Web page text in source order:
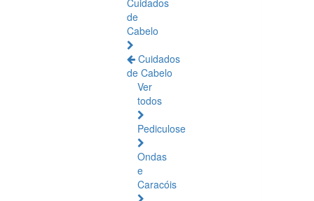
Cuidados
de
Cabelo
Cuidados
de Cabelo
Ver
todos
Pediculose
Ondas
e
Caracóis